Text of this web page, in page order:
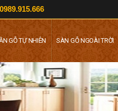
SÀN GỖ NGOÀI TRỜI
GỖ TỰ NHIÊN